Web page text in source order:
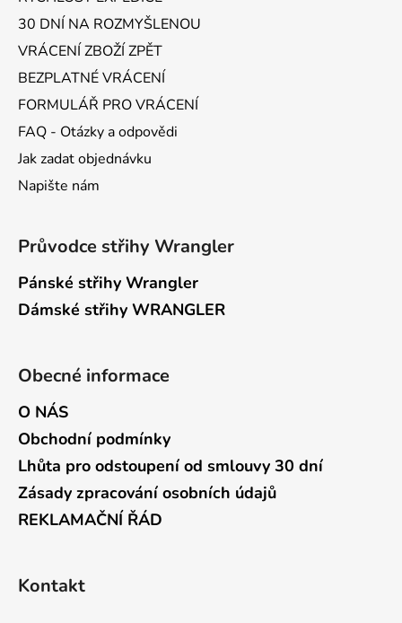
30 DNÍ NA ROZMYŠLENOU
VRÁCENÍ ZBOŽÍ ZPĚT
BEZPLATNÉ VRÁCENÍ
FORMULÁŘ PRO VRÁCENÍ
FAQ - Otázky a odpovědi
Jak zadat objednávku
Napište nám
Průvodce střihy Wrangler
Pánské střihy Wrangler
Dámské střihy WRANGLER
Obecné informace
O NÁS
Obchodní podmínky
Lhůta pro odstoupení od smlouvy 30 dní
Zásady zpracování osobních údajů
REKLAMAČNÍ ŘÁD
Kontakt